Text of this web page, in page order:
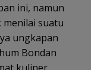
ini, namun
menilai suatu
ungkapan
Bondan